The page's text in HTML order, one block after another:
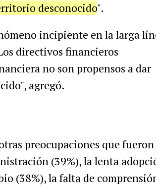
desconocido".
incipiente en la larga
directivos financieros
no son propensos a dar
agregó.
preocupaciones que
(39%), la lenta
(38%), la falta de